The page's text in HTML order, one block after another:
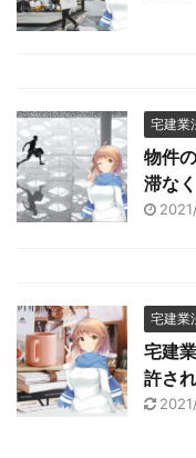
宅建業
物件
滞なく
宅建業
宅建
許さ